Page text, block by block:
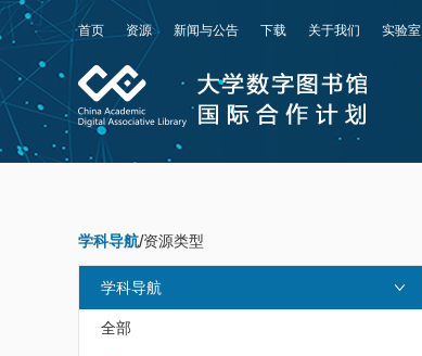
首页 资源 新闻与公告 下载 关于我们 实验室
学科导航/资源类型
学科导航
全部